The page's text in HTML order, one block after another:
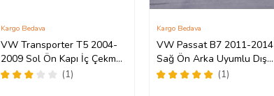
VW Transporter T5 2004-
2009 Sol Ön Kapı İç Çekme
Kolu 7H0867179B
(1)
Kargo Bedava
VW Passat B7 2011-2014
Sağ Ön Arka Uyumlu Dış
Kapı Kolu Kapağı
(1)
Kargo Bedava